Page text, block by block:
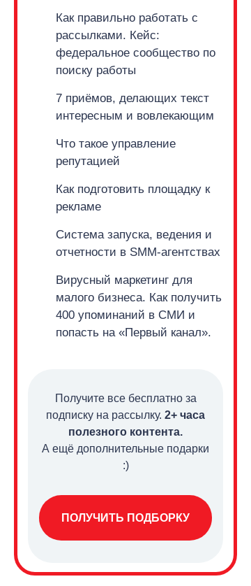
Как правильно работать с
рассылками. Кейс:
федеральное сообщество по
поиску работы
7 приёмов, делающих текст
интересным и вовлекающим
Что такое управление
репутацией
Как подготовить площадку к
рекламе
Система запуска, ведения и
отчетности в SMM-агентствах
Вирусный маркетинг для
малого бизнеса. Как получить
400 упоминаний в СМИ и
попасть на «Первый канал».
Получите все бесплатно за
подписку на рассылку. 2+ часа
полезного контента.
А ещё дополнительные подарки
:)
ПОЛУЧИТЬ ПОДБОРКУ